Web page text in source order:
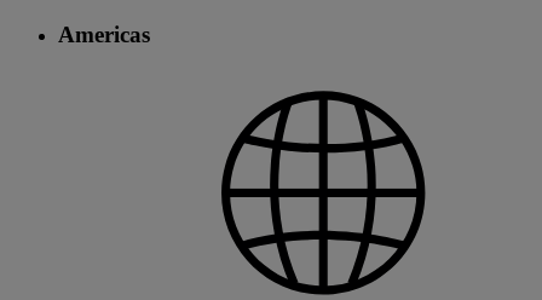
Americas